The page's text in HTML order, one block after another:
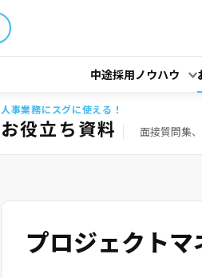
中途採用ノウハウ
人事業務にスグに使える！
お役立ち資料 面接質問集
プロジェクトマ